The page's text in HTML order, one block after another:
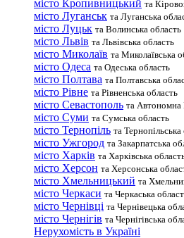
місто Кропивницький та
місто Луганськ та Луганська
місто Луцьк та Волинська область
місто Львів та Львівська область
місто Миколаїв та Миколаївська
місто Одеса та Одеська область
місто Полтава та Полтавська
місто Рівне та Рівненська область
місто Севастополь та Автономна
місто Суми та Сумська область
місто Тернопіль та Тернопільська
місто Ужгород та Закарпатська
місто Харків та Харківська
місто Херсон та Херсонська
місто Хмельницький та
місто Черкаси та Черкаська
місто Чернівці та Чернівецька
місто Чернігів та Чернігівська
Нерухомість в Україні